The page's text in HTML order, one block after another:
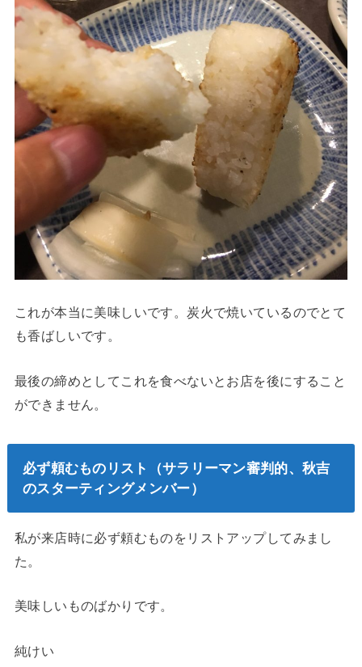
これが本当に美味しいです。炭火で焼いているのでとて
も香ばしいです。
最後の締めとしてこれを食べないとお店を後にすること
ができません。
必ず頼むものリスト（サラリーマン審判的、秋吉
のスターティングメンバー）
私が来店時に必ず頼むものをリストアップしてみまし
た。
美味しいものばかりです。
純けい